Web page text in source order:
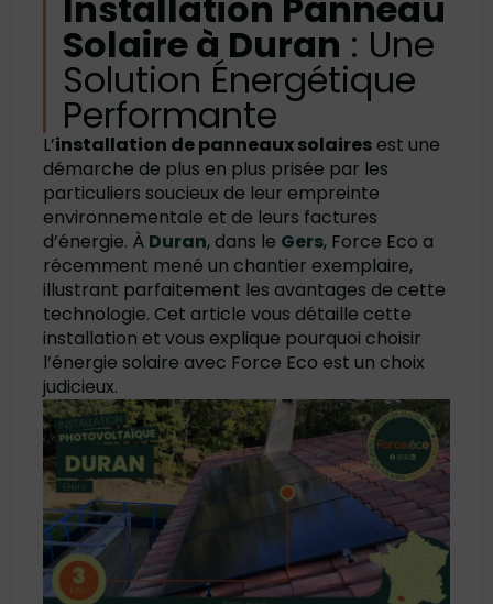
Solaire à Duran : Une
Solution Énergétique
Performante
L’installation de panneaux solairesest une
démarche de plus en plus prisée par les
particuliers soucieux de leur empreinte
environnementale et de leurs factures
d’énergie. À Duran, dans le Gers, Force Eco a
récemment mené un chantier exemplaire,
illustrant parfaitement les avantages de cette
technologie. Cet article vous détaille cette
installation et vous explique pourquoi choisir
l’énergie solaire avec Force Eco est un choix
judicieux.